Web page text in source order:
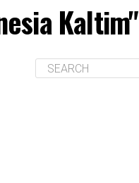
Kaltim"